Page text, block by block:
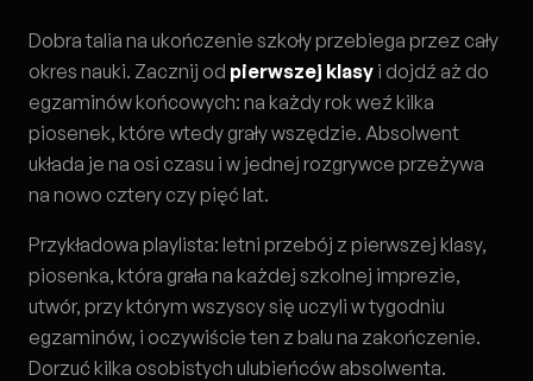
Dobra talia na ukończenie szkoły przebiega przez cały
okres nauki. Zacznij od pierwszej klasy i dojdź aż do
egzaminów końcowych: na każdy rok weź kilka
piosenek, które wtedy grały wszędzie. Absolwent
układa je na osi czasu i w jednej rozgrywce przeżywa
na nowo cztery czy pięć lat.
Przykładowa playlista: letni przebój z pierwszej klasy,
piosenka, która grała na każdej szkolnej imprezie,
utwór, przy którym wszyscy się uczyli w tygodniu
egzaminów, i oczywiście ten z balu na zakończenie.
Dorzuć kilka osobistych ulubieńców absolwenta.